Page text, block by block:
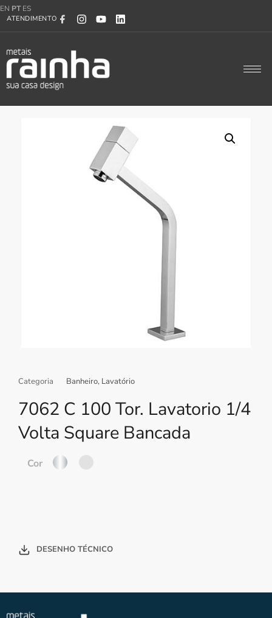
EN PT ES
ATENDIMENTO
Categoria Banheiro, Lavatório
7062 C 100 Tor. Lavatorio 1/4
Volta Square Bancada
Cor
DESENHO TÉCNICO